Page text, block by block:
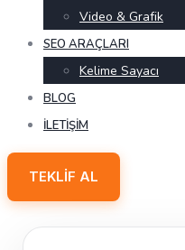
Video & Grafik
SEO ARAÇLARI
Kelime Sayacı
BLOG
İLETIŞIM
TEKLIF AL